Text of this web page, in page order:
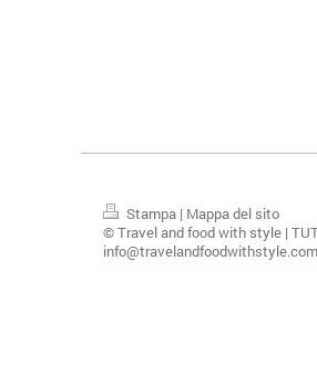
Stampa | Mappa del sito
© Travel and food with style |